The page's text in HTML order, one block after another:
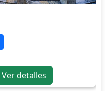
Ver detalles